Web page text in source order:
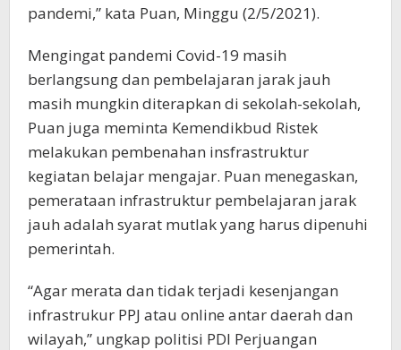
pandemi,” kata Puan, Minggu (2/5/2021).
Mengingat pandemi Covid-19 masih
berlangsung dan pembelajaran jarak jauh
masih mungkin diterapkan di sekolah-sekolah,
Puan juga meminta Kemendikbud Ristek
melakukan pembenahan insfrastruktur
kegiatan belajar mengajar. Puan menegaskan,
pemerataan infrastruktur pembelajaran jarak
jauh adalah syarat mutlak yang harus dipenuhi
pemerintah.
“Agar merata dan tidak terjadi kesenjangan
infrastrukur PPJ atau online antar daerah dan
wilayah,” ungkap politisi PDI Perjuangan